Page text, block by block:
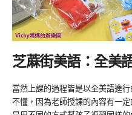
芝蔴街美語：全美
當然上課的過程皆是以全美語進
不懂，因為老師授課的內容有一